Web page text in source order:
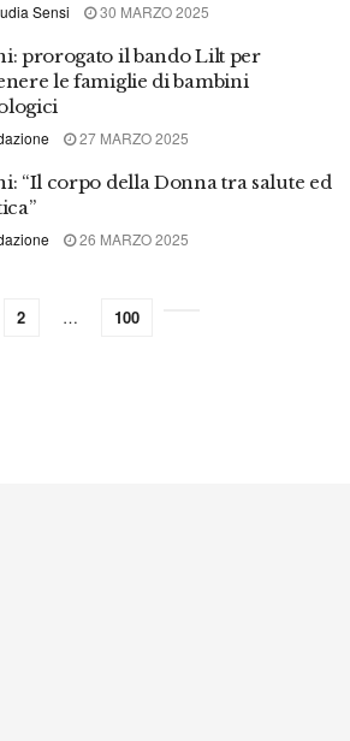
Sensi 30 MARZO 2025
prorogato il bando Lilt per
le famiglie di bambini
27 MARZO 2025
“Il corpo della Donna tra salute ed
26 MARZO 2025
2 … 100